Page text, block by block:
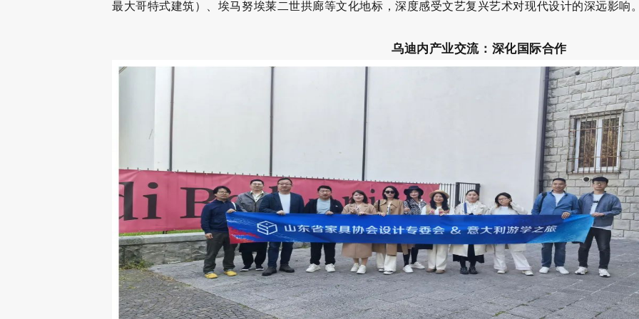
最大哥特式建筑）、埃马努埃莱二世拱廊等文化地标，深度感受文艺复兴艺术对现代设计的深远影响
乌迪内产业交流：深化国际合作